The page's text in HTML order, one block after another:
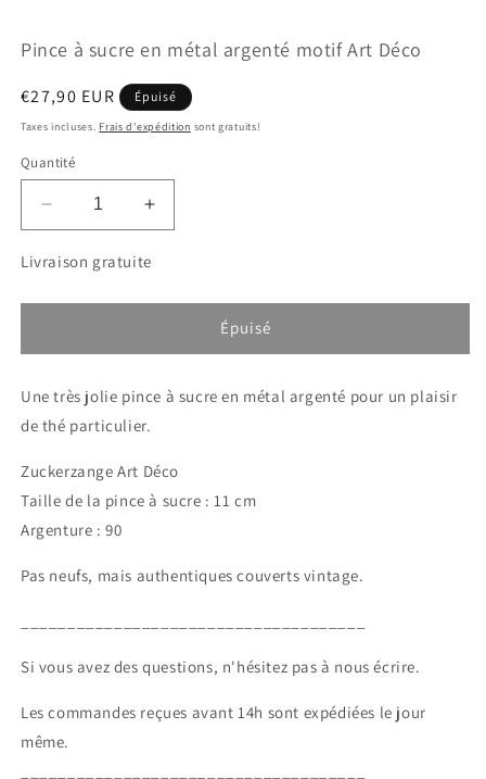
fenêtre
Pince à sucre en métal argenté motif Art Déco
Prix
habituel
€27,90 EUR Épuisé
Taxes incluses. Frais d'expédition sont gratuits!
Quantité
Réduire
la
quantité
Pince
sucre
métal
argenté
motif
Art
Augmenter
la
quantité
Pince
sucre
métal
Art
Livraison gratuite
Épuisé
Une très jolie pince à sucre en métal argenté pour un plaisir
de thé particulier.
Zuckerzange Art Déco
Taille de la pince à sucre : 11 cm
Argenture : 90
Pas neufs, mais authentiques couverts vintage.
Si vous avez des questions, n'hésitez pas à nous écrire.
Les commandes reçues avant 14h sont expédiées le jour
même.